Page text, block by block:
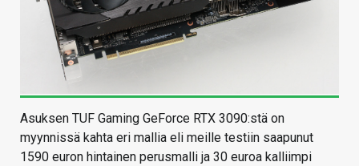
Asuksen TUF Gaming GeForce RTX 3090:stä on
myynnissä kahta eri mallia eli meille testiin saapunut
1590 euron hintainen perusmalli ja 30 euroa kalliimpi